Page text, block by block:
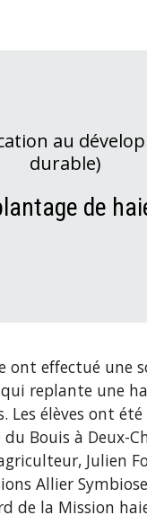
au
durable)
de
ont effectué une
replante une
Les élèves ont
Bouis à Deux-
Julien
Allier
de la Mission